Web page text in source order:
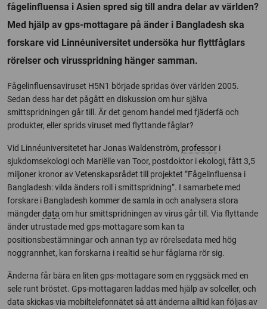
fågelinfluensa i Asien spred sig till andra delar av världen?
Med hjälp av gps-mottagare på änder i Bangladesh ska
forskare vid Linnéuniversitet undersöka hur flyttfåglars
rörelser och virusspridning hänger samman.
Fågelinfluensaviruset H5N1 började spridas över världen 2005.
Sedan dess har det pågått en diskussion om hur själva
smittspridningen går till. Är det genom handel med fjäderfä och
produkter, eller sprids viruset med flyttande fåglar?
Vid Linnéuniversitetet har Jonas Waldenström, professor i
sjukdomsekologi och Mariëlle van Toor, postdoktor i ekologi, fått 3,5
miljoner kronor av Vetenskapsrådet till projektet ”Fågelinfluensa i
Bangladesh: vilda änders roll i smittspridning”. I samarbete med
forskare i Bangladesh kommer de samla in och analysera stora
mängderdata om hur smittspridningen av virus går till. Via flyttande
änder utrustade med gps-mottagare som kan ta
positionsbestämningar och annan typ av rörelsedata med hög
noggrannhet, kan forskarna i realtid se hur fåglarna rör sig.
Änderna får bära en liten gps-mottagare som en ryggsäck med en
sele runt bröstet. Gps-mottagaren laddas med hjälp av solceller, och
data skickas via mobiltelefonnätet så att änderna alltid kan följas av